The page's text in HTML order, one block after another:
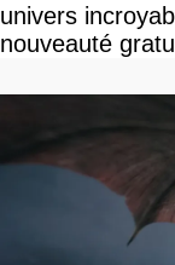
univers
nouveauté